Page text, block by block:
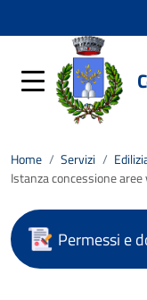
Home / Servizi /
Istanza concessione
Permessi e